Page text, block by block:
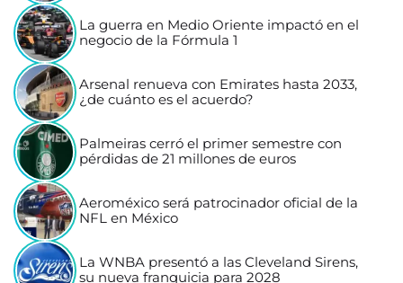
La guerra en Medio Oriente impactó en el
negocio de la Fórmula 1
Arsenal renueva con Emirates hasta 2033,
¿de cuánto es el acuerdo?
Palmeiras cerró el primer semestre con
pérdidas de 21 millones de euros
Aeroméxico será patrocinador oficial de la
NFL en México
La WNBA presentó a las Cleveland Sirens,
su nueva franquicia para 2028